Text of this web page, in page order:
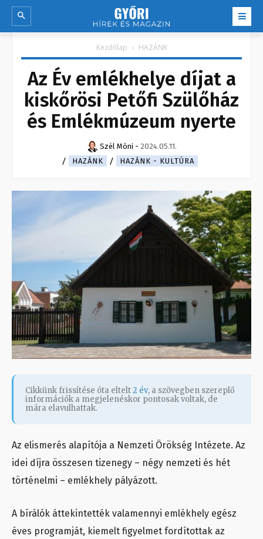
Kezdőlap HAZÁNK
Az Év emlékhelye díjat a
kiskőrösi Petőfi Szülőház
és Emlékmúzeum nyerte
Szél Móni - 2024.05.11.
HAZÁNK
HAZÁNK - KULTÚRA
Cikkünk frissítése óta eltelt2 év, a szövegben szereplő
információk a megjelenéskor pontosak voltak, de
mára elavulhattak.
Az elismerés alapítója a Nemzeti Örökség Intézete. Az
idei díjra összesen tizenegy – négy nemzeti és hét
történelmi – emlékhely pályázott.
A bírálók áttekintették valamennyi emlékhely egész
éves programját, kiemelt figyelmet fordítottak az